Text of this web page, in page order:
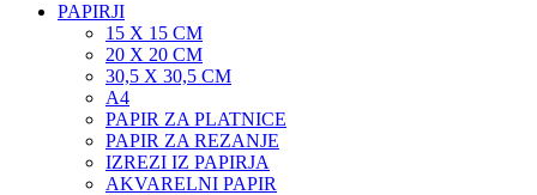
PAPIRJI
15 X 15 CM
20 X 20 CM
30,5 X 30,5 CM
A4
PAPIR ZA PLATNICE
PAPIR ZA REZANJE
IZREZI IZ PAPIRJA
AKVARELNI PAPIR